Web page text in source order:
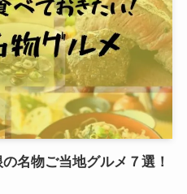
名物ご当地グルメ７選！